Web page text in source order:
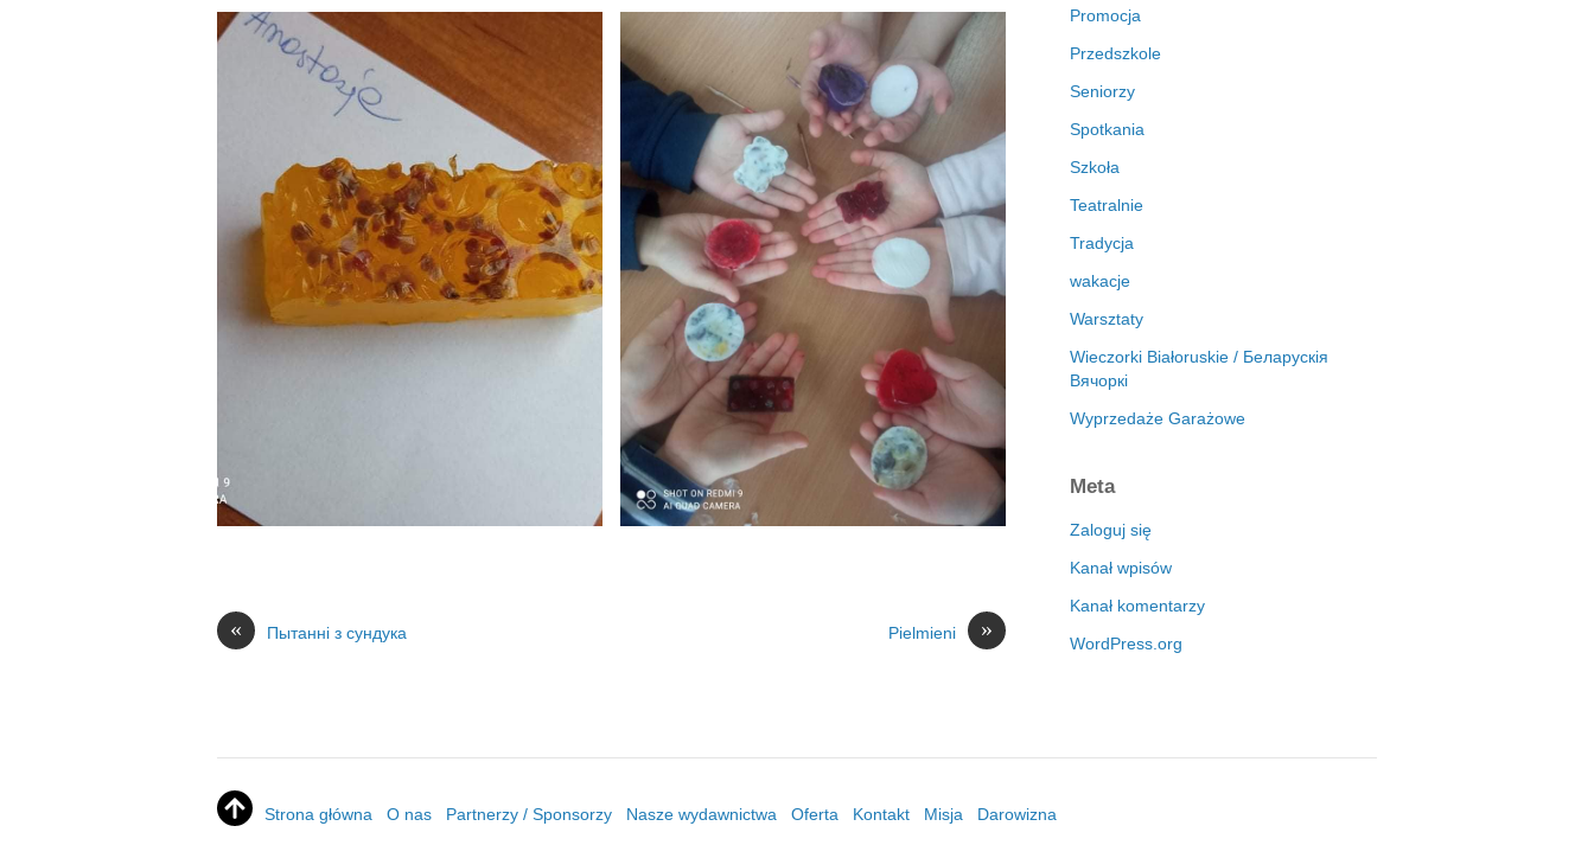
« Пытанні з сундука »
Pielmieni
Promocja
Przedszkole
Seniorzy
Spotkania
Szkoła
Teatralnie
Tradycja
wakacje
Warsztaty
Wieczorki Białoruskie / Беларускія
Вячоркі
Wyprzedaże Garażowe
Meta
Zaloguj się
Kanał wpisów
Kanał komentarzy
WordPress.org
Strona główna O nas Partnerzy / Sponsorzy Nasze wydawnictwa Oferta Kontakt Misja Darowizna